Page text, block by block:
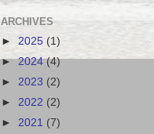
ARCHIVES
► 2025 (1)
►2024(4)
► 2023 (2)
► 2022 (2)
► 2021 (7)